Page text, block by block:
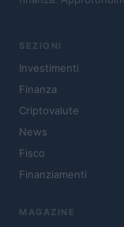
SEZIONI
Investimenti
Finanza
Criptovalute
News
Fisco
Finanziamenti
MAGAZINE